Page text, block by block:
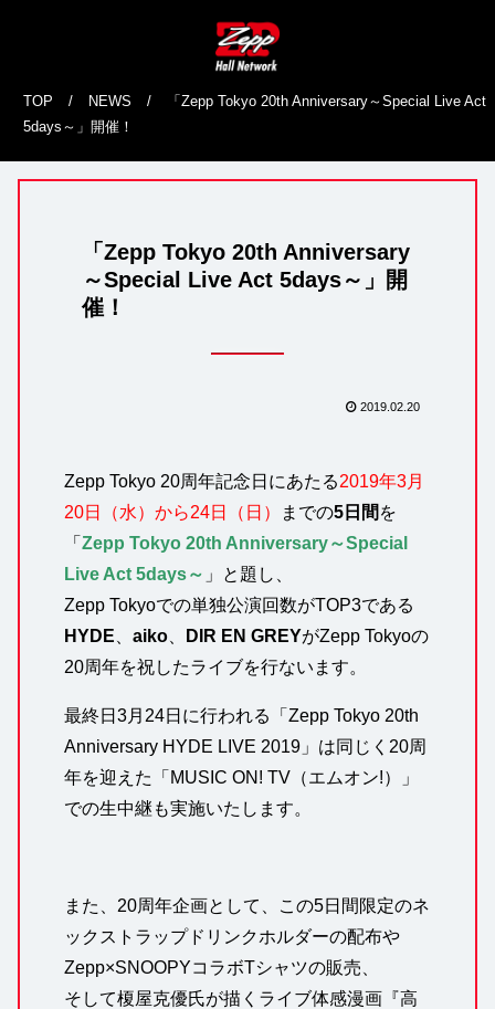
TOP / NEWS /
「Zepp Tokyo 20th Anniversary～Special Live Act
5days～」開催！
「Zepp Tokyo 20th Anniversary
～Special Live Act 5days～」開
催！
2019.02.20
Zepp Tokyo 20周年記念日にあたる2019年3月
20日（水）から24日（日）
までの5日間 を
「 Zepp Tokyo 20th Anniversary～Special
Live Act 5days～ 」と題し、
Zepp Tokyoでの単独公演回数がTOP3である
HYDE
aiko DIR EN GREYがZepp Tokyoの
20周年を祝したライブを行ないます。
最終日3月24日に行われる「Zepp Tokyo 20th
Anniversary HYDE LIVE 2019」は同じく20周
年を迎えた「MUSIC ON! TV（エムオン!）」
での生中継も実施いたします。
また、20周年企画として、この5日間限定のネ
ックストラップドリンクホルダーの配布や
Zepp×SNOOPYコラボTシャツの販売、
そして榎屋克優氏が描くライブ体感漫画『高